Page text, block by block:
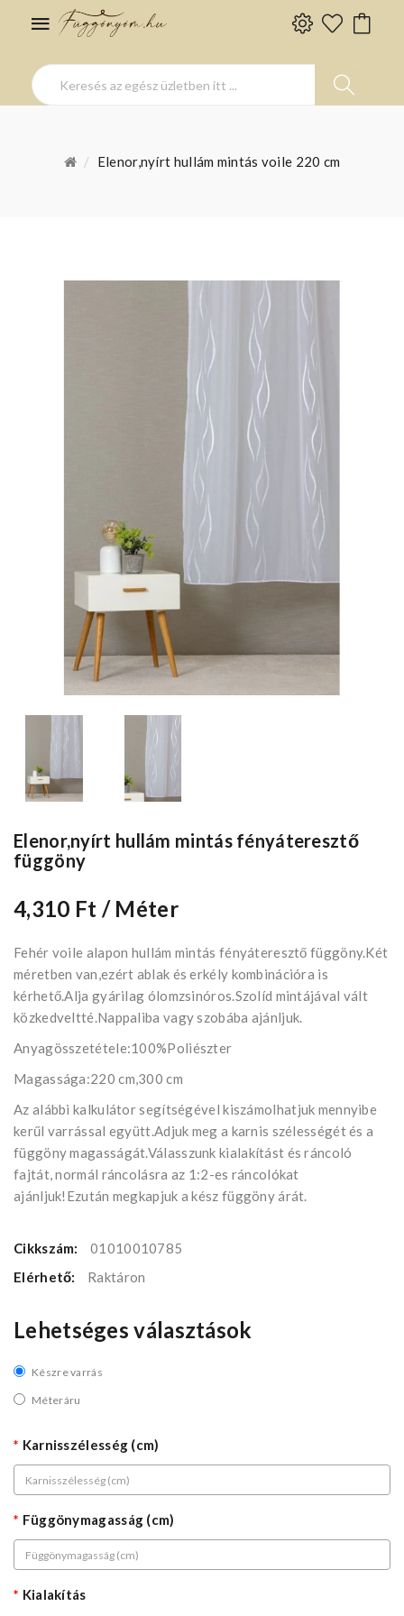
Elenor,nyírt hullám mintás voile 220 cm
Elenor,nyírt hullám mintás fényáteresztő
függöny
4,310 Ft / Méter
Fehér voile alapon hullám mintás fényáteresztő függöny.Két
méretben van,ezért ablak és erkély kombinációra is
kérhető.Alja gyárilag ólomzsinóros.Szolíd mintájával vált
közkedveltté.Nappaliba vagy szobába ajánljuk.
Anyagösszetétele:100%Poliészter
Magassága:220 cm,300 cm
Az alábbi kalkulátor segítségével kiszámolhatjuk mennyibe
kerűl varrással együtt.Adjuk meg a karnis szélességét és a
függöny magasságát.Válasszunk kialakítást és ráncoló
fajtát, normál ráncolásra az 1:2-es ráncolókat
ajánljuk!Ezután megkapjuk a kész függöny árát.
Cikkszám:
01010010785
Elérhető:
Raktáron
Lehetséges választások
Készre varrás
Méteráru
Karnisszélesség (cm)
Függönymagasság (cm)
Kialakítás